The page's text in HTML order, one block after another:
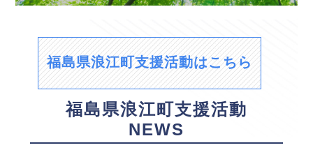
福島県浪江町支援活動はこちら
福島県浪江町支援活動
NEWS